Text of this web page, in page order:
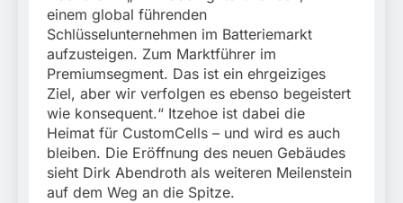
einem global führenden
Schlüsselunternehmen im Batteriemarkt
aufzusteigen. Zum Marktführer im
Premiumsegment. Das ist ein ehrgeiziges
Ziel, aber wir verfolgen es ebenso begeistert
wie konsequent.“ Itzehoe ist dabei die
Heimat für CustomCells – und wird es auch
bleiben. Die Eröffnung des neuen Gebäudes
sieht Dirk Abendroth als weiteren Meilenstein
auf dem Weg an die Spitze.